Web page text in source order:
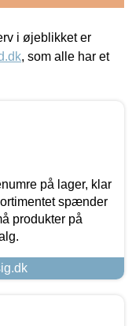
i øjeblikket er
, som alle har et
på lager, klar
spænder
produkter på